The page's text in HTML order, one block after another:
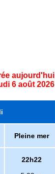
aujourd'hui
6 août 2026
Pleine mer
22h22